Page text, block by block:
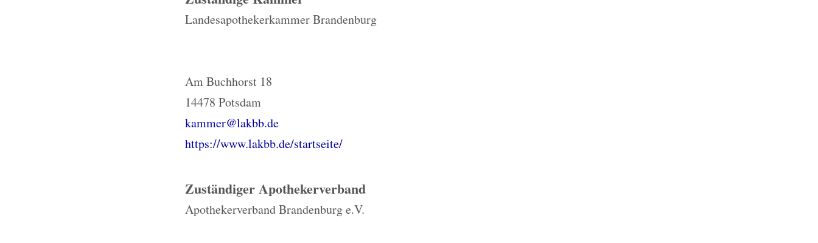
Landesapothekerkammer Brandenburg
Am Buchhorst 18
14478 Potsdam
kammer@lakbb.de
https://www.lakbb.de/startseite/
Zuständiger Apothekerverband
Apothekerverband Brandenburg e.V.